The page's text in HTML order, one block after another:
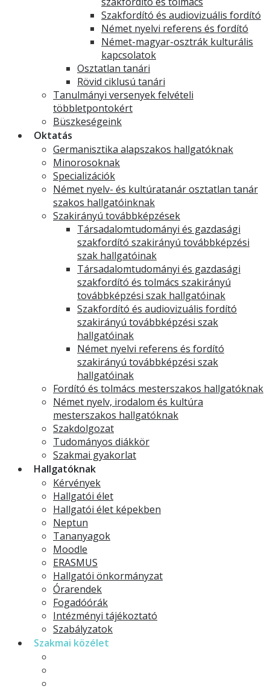
Szakfordító és audiovizuális fordító
Német nyelvi referens és fordító
Német-magyar-osztrák kulturális
kapcsolatok
Osztatlan tanári
Rövid ciklusú tanári
Tanulmányi versenyek felvételi
többletpontokért
Büszkeségeink
Oktatás
Germanisztika alapszakos hallgatóknak
Minorosoknak
Specializációk
Német nyelv- és kultúratanár osztatlan tanár
szakos hallgatóinknak
Szakirányú továbbképzések
Társadalomtudományi és gazdasági
szakfordító szakirányú továbbképzési
szak hallgatóinak
Társadalomtudományi és gazdasági
szakfordító és tolmács szakirányú
továbbképzési szak hallgatóinak
Szakfordító és audiovizuális fordító
szakirányú továbbképzési szak
hallgatóinak
Német nyelvi referens és fordító
szakirányú továbbképzési szak
hallgatóinak
Fordító és tolmács mesterszakos hallgatóknak
Német nyelv, irodalom és kultúra
mesterszakos hallgatóknak
Szakdolgozat
Tudományos diákkör
Szakmai gyakorlat
Hallgatóknak
Kérvények
Hallgatói élet
Hallgatói élet képekben
Neptun
Tananyagok
Moodle
ERASMUS
Hallgatói önkormányzat
Órarendek
Fogadóórák
Intézményi tájékoztató
Szabályzatok
Szakmai közélet